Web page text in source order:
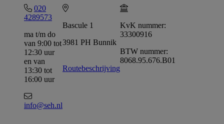
020
4289573
ma t/m do
van 9:00 tot
12:30 uur
en van
13:30 tot
16:00 uur
info@seh.nl
Bascule 1
3981 PH Bunnik
Routebeschrijving
KvK nummer:
33300916
BTW nummer:
8068.95.676.B01